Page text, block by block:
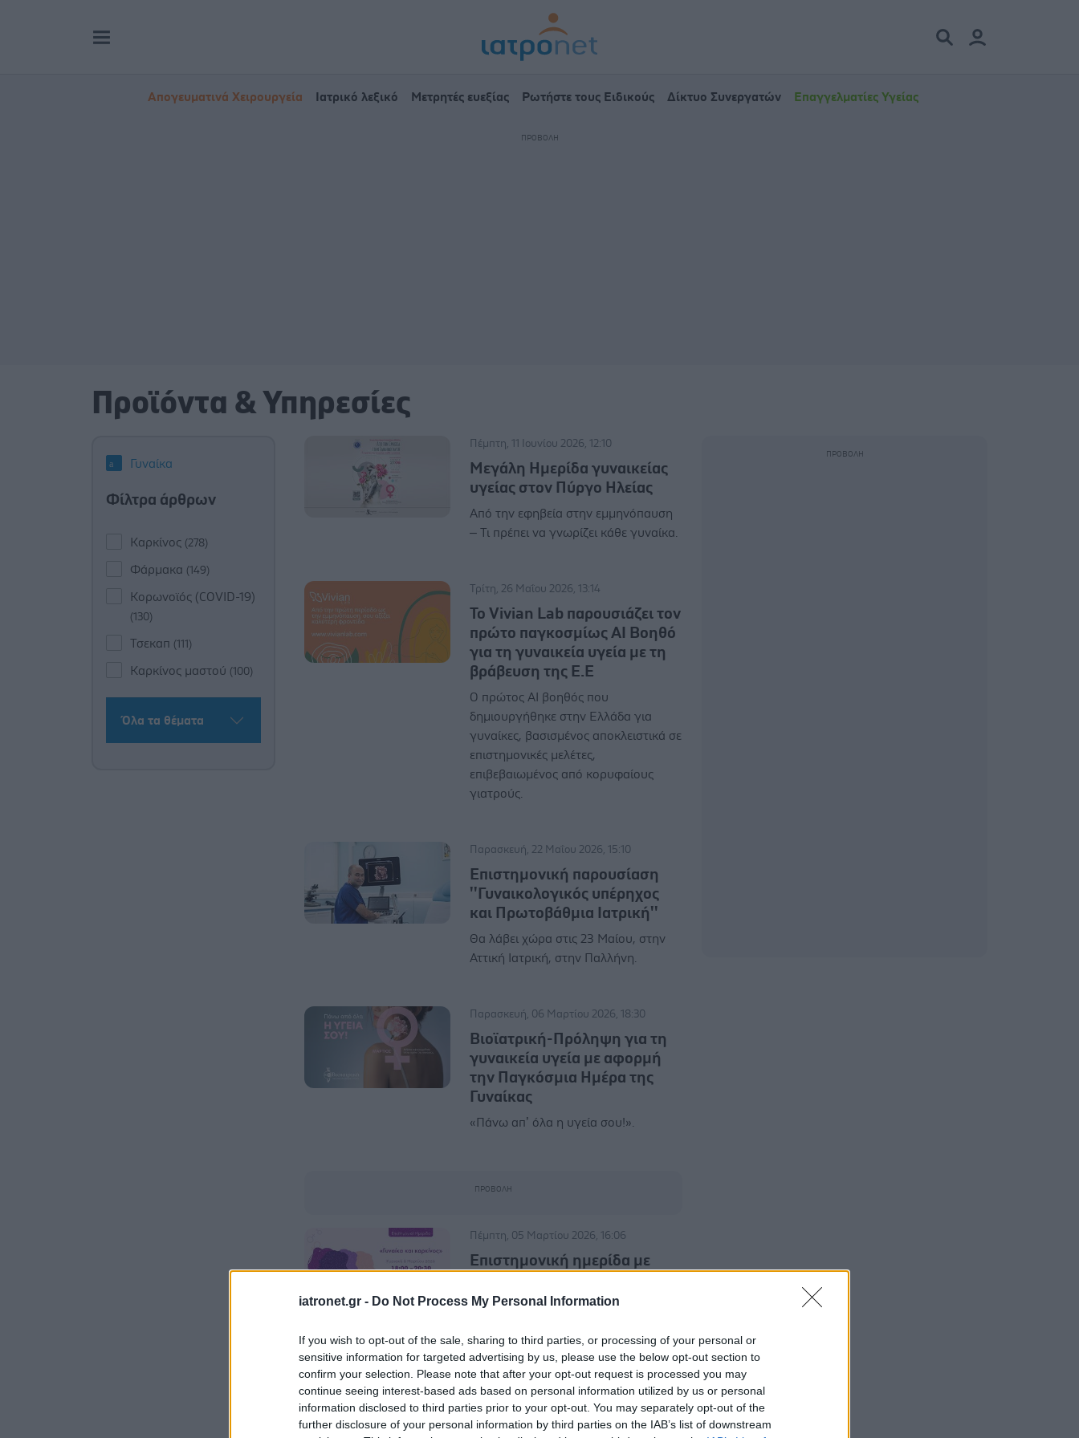
iatronet.gr - Do Not Process My Personal Information
If you wish to opt-out of the sale, sharing to third parties, or processing of your personal or
sensitive information for targeted advertising by us, please use the below opt-out section to
confirm your selection. Please note that after your opt-out request is processed you may
continue seeing interest-based ads based on personal information utilized by us or personal
information disclosed to third parties prior to your opt-out. You may separately opt-out of the
further disclosure of your personal information by third parties on the IAB’s list of downstream
Απογευματινά Χειρουργεία Ιατρικό λεξικό Μετρητές ευεξίας Ρωτήστε τους Ειδικούς Δίκτυο Συνεργατών Επαγγελματίες Υγείας
Προϊόντα & Υπηρεσίες
Γυναίκα
Φίλτρα άρθρων
Καρκίνος (278)
Φάρμακα (149)
Κορωνοϊός (COVID-19)
(130)
Τσεκαπ (111)
Καρκίνος μαστού (100)
Όλα τα θέματα
Πέμπτη, 11 Ιουνίου 2026, 12:10
Μεγάλη Ημερίδα γυναικείας
υγείας στον Πύργο Ηλείας
Από την εφηβεία στην εμμηνόπαυση
– Τι πρέπει να γνωρίζει κάθε γυναίκα.
Τρίτη, 26 Μαΐου 2026, 13:14
Το Vivian Lab παρουσιάζει τον
πρώτο παγκοσμίως AI Βοηθό
για τη γυναικεία υγεία με τη
βράβευση της Ε.E
Ο πρώτος AI βοηθός που
δημιουργήθηκε στην Ελλάδα για
γυναίκες, βασισμένος αποκλειστικά σε
επιστημονικές μελέτες,
επιβεβαιωμένος από κορυφαίους
γιατρούς.
Παρασκευή, 22 Μαΐου 2026, 15:10
Επιστημονική παρουσίαση
''Γυναικολογικός υπέρηχος
και Πρωτοβάθμια Ιατρική''
Θα λάβει χώρα στις 23 Μαίου, στην
Αττική Ιατρική, στην Παλλήνη.
Παρασκευή, 06 Μαρτίου 2026, 18:30
Βιοϊατρική-Πρόληψη για τη
γυναικεία υγεία με αφορμή
την Παγκόσμια Ημέρα της
Γυναίκας
«Πάνω απ’ όλα η υγεία σου!».
Πέμπτη, 05 Μαρτίου 2026, 16:06
Επιστημονική ημερίδα με
Διακεκριμένες επιστήμονες
Πέμπτη, 26 Φεβρουαρίου 2026, 16:43
Ο Ε.Ε.Σ. τιμά την Παγκόσμια
Ημέρα της Γυναίκας